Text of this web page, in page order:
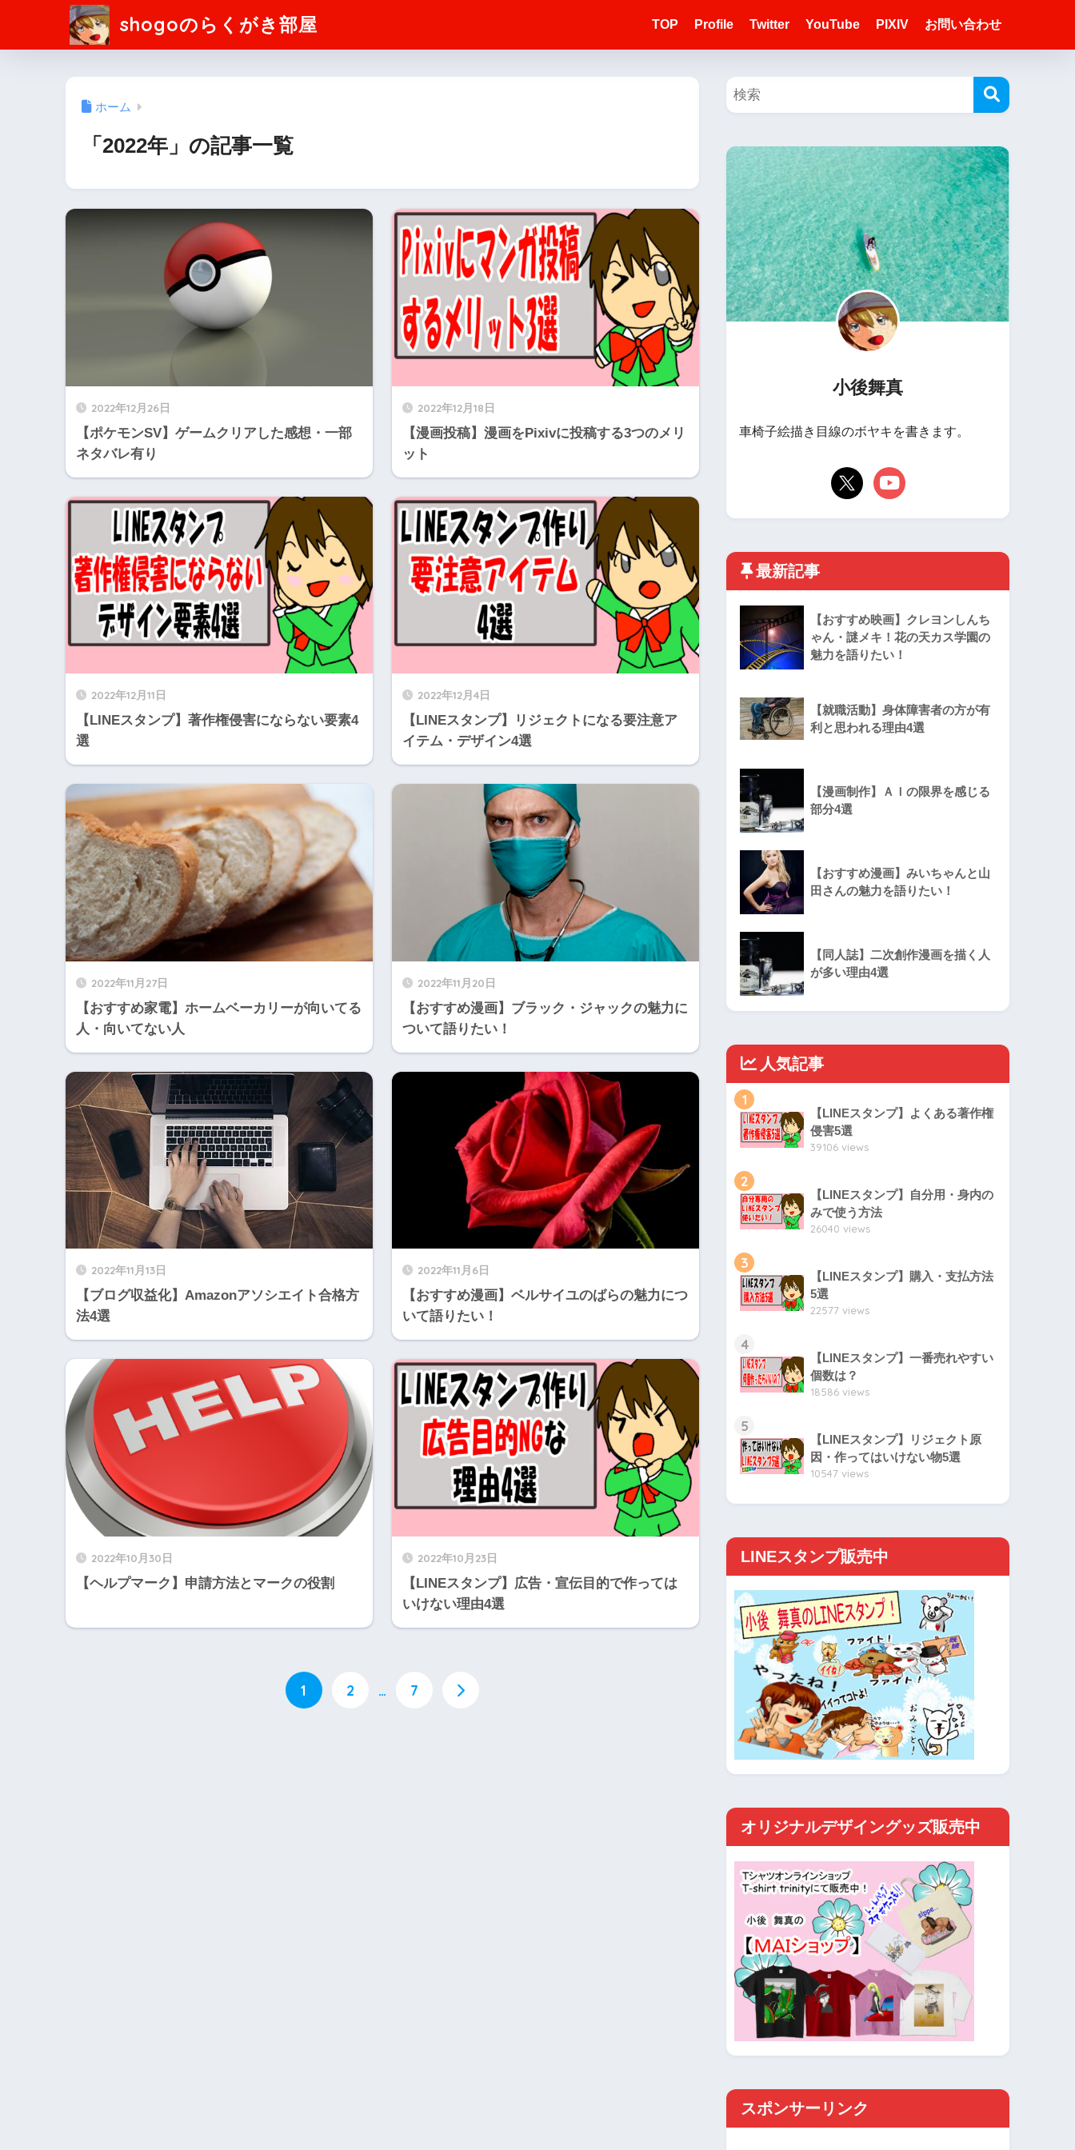
shogoのらくがき部屋 TOP Profile Twitter YouTube PIXIV お問い合わせ
ホーム
「2022年」の記事一覧
2022年12月26日
【ポケモンSV】ゲームクリアした感想・一部
ネタバレ有り
2022年12月18日
【漫画投稿】漫画をPixivに投稿する3つのメリ
ット
2022年12月11日
【LINEスタンプ】著作権侵害にならない要素4
選
2022年12月4日
【LINEスタンプ】リジェクトになる要注意ア
イテム・デザイン4選
2022年11月27日
【おすすめ家電】ホームベーカリーが向いてる
人・向いてない人
2022年11月20日
【おすすめ漫画】ブラック・ジャックの魅力に
ついて語りたい！
2022年11月13日
【ブログ収益化】Amazonアソシエイト合格方
法4選
2022年11月6日
【おすすめ漫画】ベルサイユのばらの魅力につ
いて語りたい！
2022年10月30日
【ヘルプマーク】申請方法とマークの役割
2022年10月23日
【LINEスタンプ】広告・宣伝目的で作っては
いけない理由4選
1 2 … 7
小後舞真
車椅子絵描き目線のボヤキを書きます。
最新記事
【おすすめ映画】クレヨンしんち
ゃん・謎メキ！花の天カス学園の
魅力を語りたい！
【就職活動】身体障害者の方が有
利と思われる理由4選
【漫画制作】ＡＩの限界を感じる
部分4選
【おすすめ漫画】みいちゃんと山
田さんの魅力を語りたい！
【同人誌】二次創作漫画を描く人
が多い理由4選
人気記事
1
【LINEスタンプ】よくある著作権
侵害5選
39106 views
2
【LINEスタンプ】自分用・身内の
みで使う方法
26040 views
3
【LINEスタンプ】購入・支払方法
5選
22577 views
4
【LINEスタンプ】一番売れやすい
個数は？
18586 views
5
【LINEスタンプ】リジェクト原
因・作ってはいけない物5選
10547 views
LINEスタンプ販売中
オリジナルデザイングッズ販売中
スポンサーリンク